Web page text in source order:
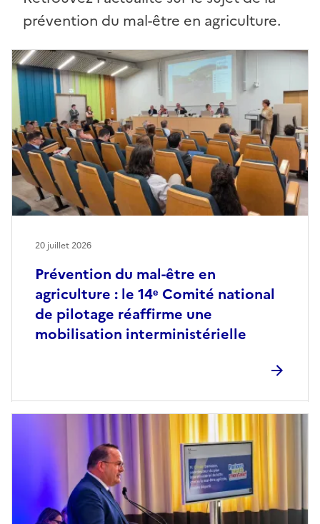
prévention du mal-être en agriculture.
Prévention du mal-être en
agriculture : le 14ᵉ Comité national
de pilotage réaffirme une
mobilisation interministérielle
20 juillet 2026